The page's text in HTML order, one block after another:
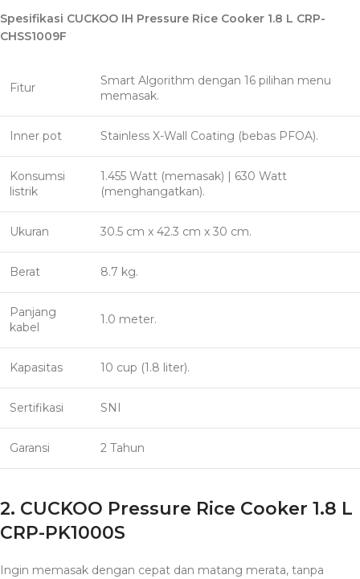
Spesifikasi CUCKOO IH Pressure Rice Cooker 1.8 L CRP-
CHSS1009F
Fitur
Smart Algorithm dengan 16 pilihan menu
memasak.
Inner pot Stainless X-Wall Coating (bebas PFOA).
Konsumsi
listrik
1.455 Watt (memasak) | 630 Watt
(menghangatkan).
Ukuran 30.5 cm x 42.3 cm x 30 cm.
Berat 8.7 kg.
Panjang
kabel
1.0 meter.
Kapasitas 10 cup (1.8 liter).
Sertifikasi SNI
Garansi 2 Tahun
2. CUCKOO Pressure Rice Cooker 1.8 L
CRP-PK1000S
Ingin memasak dengan cepat dan matang merata, tanpa